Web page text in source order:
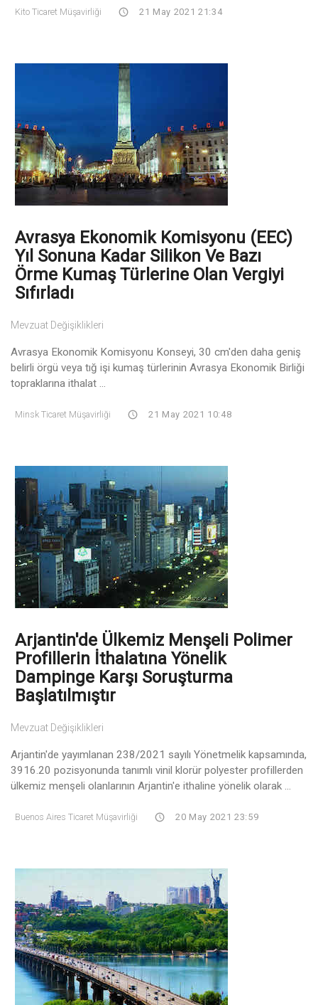
Kito Ticaret Müşavirliği 21 May 2021 21:34
Avrasya Ekonomik Komisyonu (EEC)
Yıl Sonuna Kadar Silikon Ve Bazı
Örme Kumaş Türlerine Olan Vergiyi
Sıfırladı
Mevzuat Değişiklikleri
Avrasya Ekonomik Komisyonu Konseyi, 30 cm'den daha geniş
belirli örgü veya tığ işi kumaş türlerinin Avrasya Ekonomik Birliği
topraklarına ithalat ...
Minsk Ticaret Müşavirliği 21 May 2021 10:48
Arjantin'de Ülkemiz Menşeli Polimer
Profillerin İthalatına Yönelik
Dampinge Karşı Soruşturma
Başlatılmıştır
Mevzuat Değişiklikleri
Arjantin'de yayımlanan 238/2021 sayılı Yönetmelik kapsamında,
3916.20 pozisyonunda tanımlı vinil klorür polyester profillerden
ülkemiz menşeli olanlarının Arjantin'e ithaline yönelik olarak ...
Buenos Aires Ticaret Müşavirliği 20 May 2021 23:59